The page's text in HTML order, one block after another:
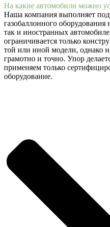
На какие автомобили можно
Наша компания выполняет
газобаллонного
так и иностранных
ограничивается только
той или иной модели, однако
грамотно и точно. Упор
применяем только
оборудование.